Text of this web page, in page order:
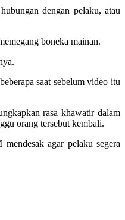
dengan pelaku, atau
boneka mainan.
saat sebelum video itu
rasa khawatir dalam
orang tersebut kembali.
agar pelaku segera